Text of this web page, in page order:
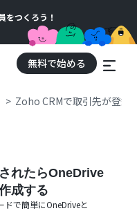
をつくろう！
無料で始める
Zoho CRMで取引先が登録
れたらOneDrive
成する
ドで簡単にOneDriveと